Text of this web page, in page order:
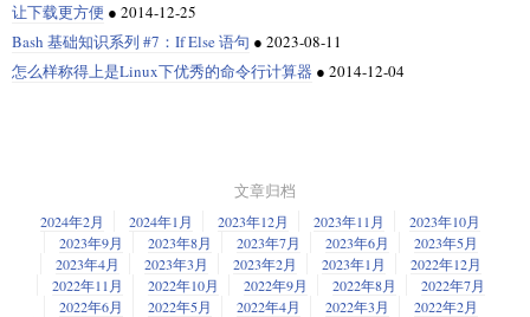
让下载更方便 ● 2014-12-25
Bash 基础知识系列 #7：If Else 语句 ● 2023-08-11
怎么样称得上是Linux下优秀的命令行计算器 ● 2014-12-04
文章归档
2024年2月 2024年1月 2023年12月 2023年11月
2023年10月
2023年9月
2023年8月 2023年7月 2023年6月
2023年5月
2023年4月
2023年3月 2023年2月 2023年1月
2022年12月
2022年11月
2022年10月 2022年9月 2022年8月
2022年7月
2022年6月
2022年5月 2022年4月 2022年3月
2022年2月